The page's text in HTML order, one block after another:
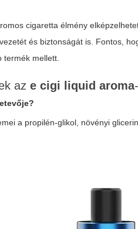
cigaretta élmény
és biztonságát is. Fontos,
mellett.
aze cigi liquid aroma
a propilén-glikol, növényi